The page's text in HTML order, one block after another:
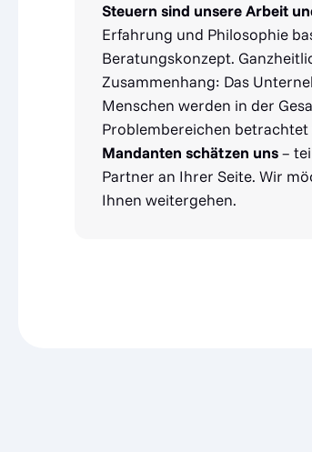
Steuern sind unsere Arbeit
Erfahrung und Philosophie
Beratungskonzept.
Zusammenhang: Das
Menschen werden in der
Problembereichen
Mandanten schätzen uns–
Partner an Ihrer Seite. Wir
Ihnen weitergehen.